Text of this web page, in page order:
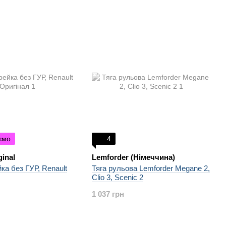
без ГУР, Renault
4
Lemforder (Німеччина)
Тяга рульова Lemforder Megane 2,
Clio 3, Scenic 2
1 037 грн